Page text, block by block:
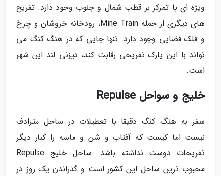
ویژه ای با تمرکز بر قطب شمال و جنوب وجود دارد. تفریح
های دیگری از جمله Mine Train، رودخانه خروشان و چرخ
و فلک فضایی وجود دارد. تنها جایی که در هنگ کنگ می
تواند با این پارک تفریحی رقابت کند، دیزنی لند این شهر
است.
خلیج و سواحل Repulse
سفر به هنگ کنگ دقیقا با تعطیلات در ساحل مترادف
نیست اما کیست که آفتاب و شن و ماسه را کنار دیگر
تفریحات دوست نداشته باشد. ساحل خلیج Repulse
محبوب ترین ساحل این کشور است و گذراندن یک روز در